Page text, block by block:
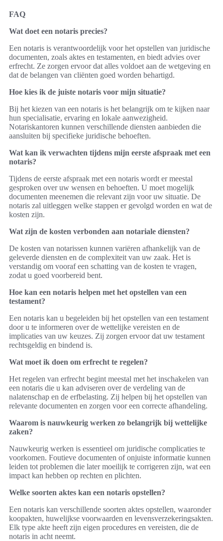
FAQ
Wat doet een notaris precies?
Een notaris is verantwoordelijk voor het opstellen van juridische
documenten, zoals aktes en testamenten, en biedt advies over
erfrecht. Ze zorgen ervoor dat alles voldoet aan de wetgeving en
dat de belangen van cliënten goed worden behartigd.
Hoe kies ik de juiste notaris voor mijn situatie?
Bij het kiezen van een notaris is het belangrijk om te kijken naar
hun specialisatie, ervaring en lokale aanwezigheid.
Notariskantoren kunnen verschillende diensten aanbieden die
aansluiten bij specifieke juridische behoeften.
Wat kan ik verwachten tijdens mijn eerste afspraak met een
notaris?
Tijdens de eerste afspraak met een notaris wordt er meestal
gesproken over uw wensen en behoeften. U moet mogelijk
documenten meenemen die relevant zijn voor uw situatie. De
notaris zal uitleggen welke stappen er gevolgd worden en wat de
kosten zijn.
Wat zijn de kosten verbonden aan notariale diensten?
De kosten van notarissen kunnen variëren afhankelijk van de
geleverde diensten en de complexiteit van uw zaak. Het is
verstandig om vooraf een schatting van de kosten te vragen,
zodat u goed voorbereid bent.
Hoe kan een notaris helpen met het opstellen van een
testament?
Een notaris kan u begeleiden bij het opstellen van een testament
door u te informeren over de wettelijke vereisten en de
implicaties van uw keuzes. Zij zorgen ervoor dat uw testament
rechtsgeldig en bindend is.
Wat moet ik doen om erfrecht te regelen?
Het regelen van erfrecht begint meestal met het inschakelen van
een notaris die u kan adviseren over de verdeling van de
nalatenschap en de erfbelasting. Zij helpen bij het opstellen van
relevante documenten en zorgen voor een correcte afhandeling.
Waarom is nauwkeurig werken zo belangrijk bij wettelijke
zaken?
Nauwkeurig werken is essentieel om juridische complicaties te
voorkomen. Foutieve documenten of onjuiste informatie kunnen
leiden tot problemen die later moeilijk te corrigeren zijn, wat een
impact kan hebben op rechten en plichten.
Welke soorten aktes kan een notaris opstellen?
Een notaris kan verschillende soorten aktes opstellen, waaronder
koopakten, huwelijkse voorwaarden en levensverzekeringsakten.
Elk type akte heeft zijn eigen procedures en vereisten, die de
notaris in acht neemt.